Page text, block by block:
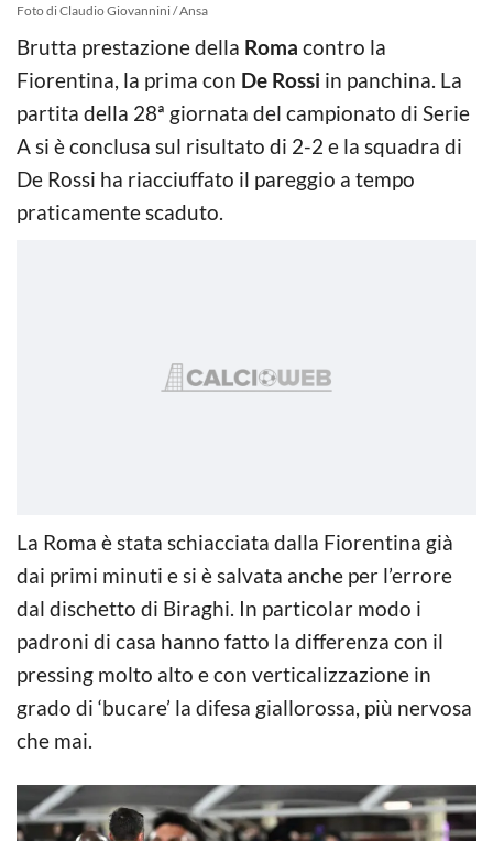
Foto di Claudio Giovannini / Ansa
Brutta prestazione della Roma contro la
Fiorentina, la prima con De Rossi in panchina. La
partita della 28ª giornata del campionato di Serie
A si è conclusa sul risultato di 2-2 e la squadra di
De Rossi ha riacciuffato il pareggio a tempo
praticamente scaduto.
La Roma è stata schiacciata dalla Fiorentina già
dai primi minuti e si è salvata anche per l’errore
dal dischetto di Biraghi. In particolar modo i
padroni di casa hanno fatto la differenza con il
pressing molto alto e con verticalizzazione in
grado di ‘bucare’ la difesa giallorossa, più nervosa
che mai.